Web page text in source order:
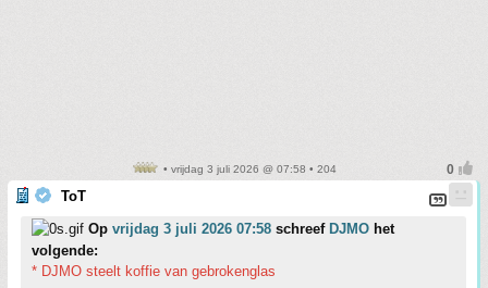
• vrijdag 3 juli 2026 @ 07:58 • 204
ToT
Op vrijdag 3 juli 2026 07:58 schreef DJMO het
volgende:
* DJMO steelt koffie van gebrokenglas